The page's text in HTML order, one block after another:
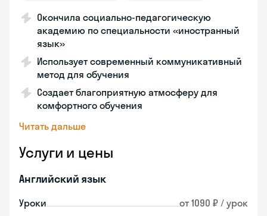
Окончила социально-педагогическую
академию по специальности «иностранный
язык»
Использует современный коммуникативный
метод для обучения
Создает благоприятную атмосферу для
комфортного обучения
Читать дальше
Услуги и цены
Английский язык
Уроки от 1090 ₽ / урок